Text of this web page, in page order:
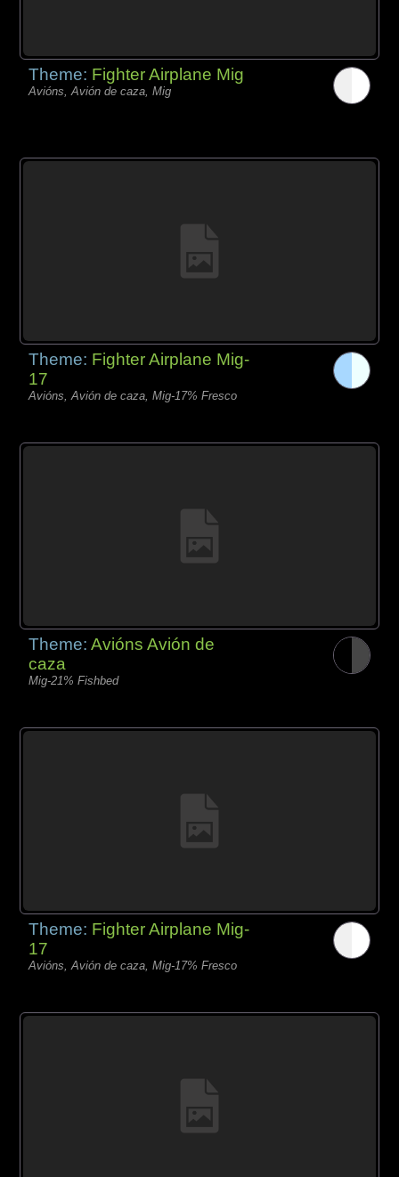
Theme: Fighter Airplane Mig
Avións, Avión de caza, Mig
Theme: Fighter Airplane Mig-
17
Avións, Avión de caza, Mig-17% Fresco
Theme:Avións Avión de
caza
Mig-21% Fishbed
Theme: Fighter Airplane Mig-
17
Avións, Avión de caza, Mig-17% Fresco